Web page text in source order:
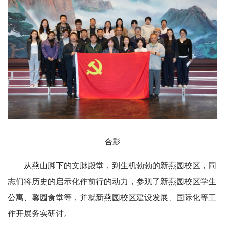
合影
从燕山脚下的文脉殿堂，到生机勃勃的新燕园校区，同
志们将历史的启示化作前行的动力，参观了新燕园校区学生
公寓、馨园食堂等，并就新燕园校区建设发展、国际化等工
作开展务实研讨。